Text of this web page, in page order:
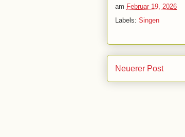
am Februar 19, 2026
Labels: Singen
Neuerer Post